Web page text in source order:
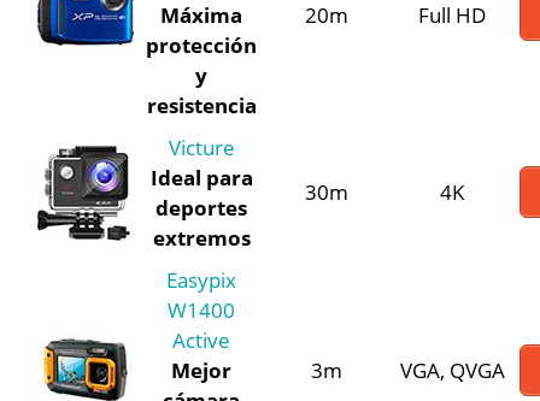
Máxima
protección
y
resistencia
20m Full HD
Victure
Ideal para
deportes
extremos
30m 4K
Easypix
W1400
Active
Mejor
3m VGA, QVGA